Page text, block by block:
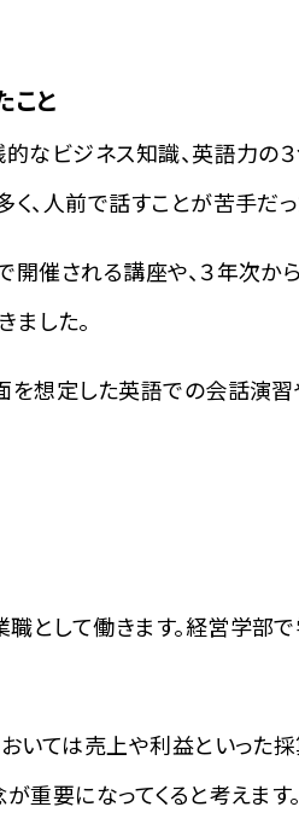
こと
なビジネス知識、英語力の
、人前で話すことが苦手だ
開催される講座や、３年次
ました。
を想定した英語での会話演
として働きます。経営学部
おいては売上や利益といっ
が重要になってくると考えま